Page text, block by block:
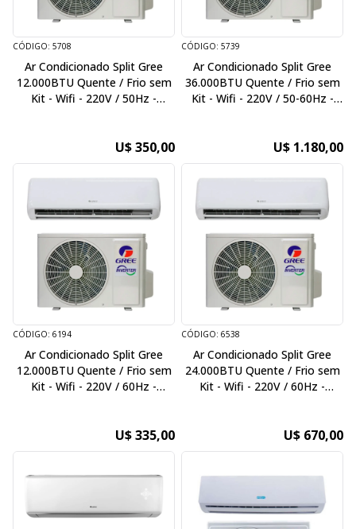
CÓDIGO: 5708
Ar Condicionado Split Gree
12.000BTU Quente / Frio sem
Kit - Wifi - 220V / 50Hz -
U$ 350,00
CÓDIGO: 5739
Ar Condicionado Split Gree
36.000BTU Quente / Frio sem
Kit - Wifi - 220V / 50-60Hz -
U$ 1.180,00
CÓDIGO: 6194
Ar Condicionado Split Gree
12.000BTU Quente / Frio sem
Kit - Wifi - 220V / 60Hz -
U$ 335,00
CÓDIGO: 6538
Ar Condicionado Split Gree
24.000BTU Quente / Frio sem
Kit - Wifi - 220V / 60Hz -
U$ 670,00